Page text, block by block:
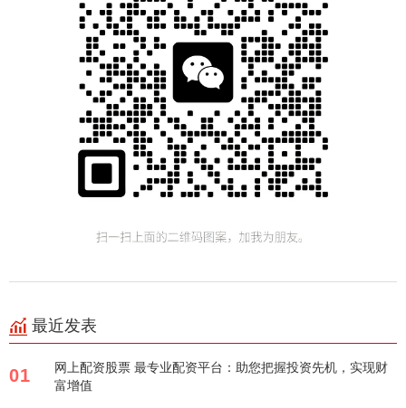
最近发表
01
网上配资股票 最专业配资平台：助您把握投资先机，实现财
富增值